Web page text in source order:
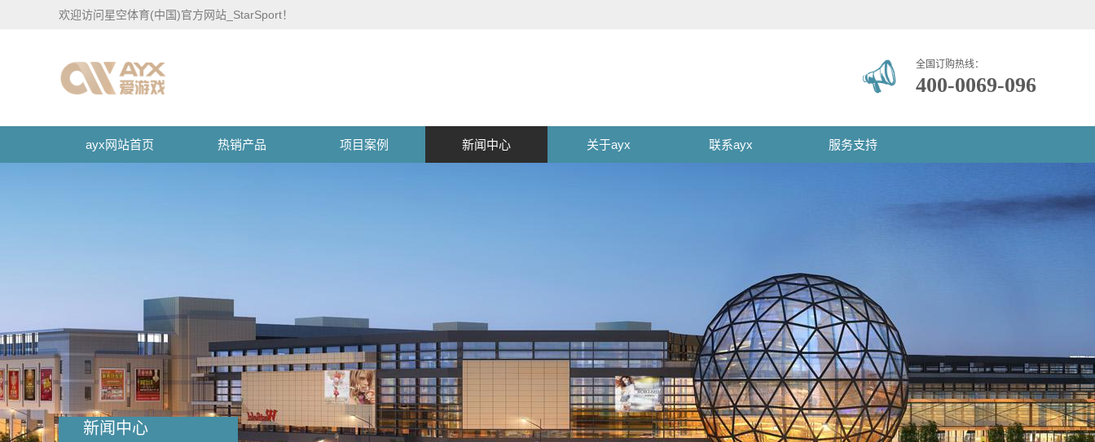
欢迎访问星空体育(中国)官方网站_StarSport！
全国订购热线：
400-0069-096
ayx网站首页 热销产品 项目案例 新闻中心 关于ayx 联系ayx 服务支持
新闻中心